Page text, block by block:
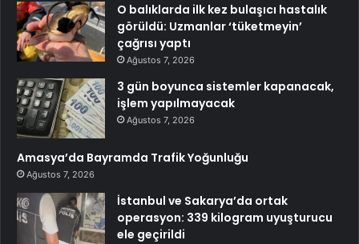
O balıklarda ilk kez bulaşıcı hastalık
görüldü: Uzmanlar ‘tüketmeyin’
çağrısı yaptı
Ağustos 7, 2026
3 gün boyunca sistemler kapanacak,
işlem yapılmayacak
Ağustos 7, 2026
Amasya’da Bayramda Trafik Yoğunluğu
Ağustos 7, 2026
İstanbul ve Sakarya’da ortak
operasyon: 339 kilogram uyuşturucu
ele geçirildi